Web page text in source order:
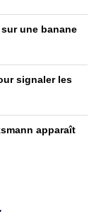
une banane
signaler les
apparaît